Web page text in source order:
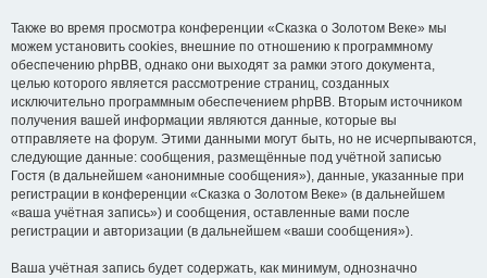
Также во время просмотра конференции «Сказка о Золотом Веке» мы
можем установить cookies, внешние по отношению к программному
обеспечению phpBB, однако они выходят за рамки этого документа,
целью которого является рассмотрение страниц, созданных
исключительно программным обеспечением phpBB. Вторым источником
получения вашей информации являются данные, которые вы
отправляете на форум. Этими данными могут быть, но не исчерпываются,
следующие данные: сообщения, размещённые под учётной записью
Гостя (в дальнейшем «анонимные сообщения»), данные, указанные при
регистрации в конференции «Сказка о Золотом Веке» (в дальнейшем
«ваша учётная запись») и сообщения, оставленные вами после
регистрации и авторизации (в дальнейшем «ваши сообщения»).
Ваша учётная запись будет содержать, как минимум, однозначно